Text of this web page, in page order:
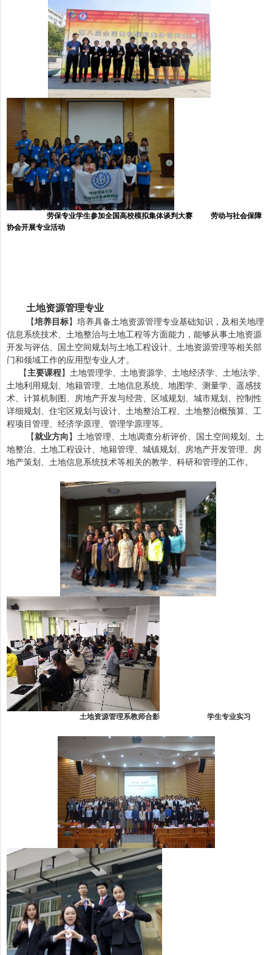
劳保专业学生参加全国高校模拟集体谈判大赛 劳动与社会保障
协会开展专业活动
土地资源管理专业
【培养目标】培养具备土地资源管理专业基础知识，及相关地理
信息系统技术、土地整治与土地工程等方面能力，能够从事土地资源
开发与评估、国土空间规划与土地工程设计、土地资源管理等相关部
门和领域工作的应用型专业人才。
【主要课程】土地管理学、土地资源学、土地经济学、土地法学、
土地利用规划、地籍管理、土地信息系统、地图学、测量学、遥感技
术、计算机制图、房地产开发与经营、区域规划、城市规划、控制性
详细规划、住宅区规划与设计、土地整治工程、土地整治概预算、工
程项目管理、经济学原理、管理学原理等。
【就业方向】土地管理、土地调查分析评价、国土空间规划、土
地整治、土地工程设计、地籍管理、城镇规划、房地产开发管理、房
地产策划、土地信息系统技术等相关的教学、科研和管理的工作。
土地资源管理系教师合影 学生专业实习